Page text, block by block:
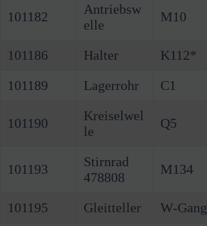
101182
Antriebsw
elle
M10
101186 Halter K112*
101189
Lagerrohr C1
101190
Kreiselwel
le
Q5
101193
Stirnrad
478808
M134
101195 Gleitteller W-Gang